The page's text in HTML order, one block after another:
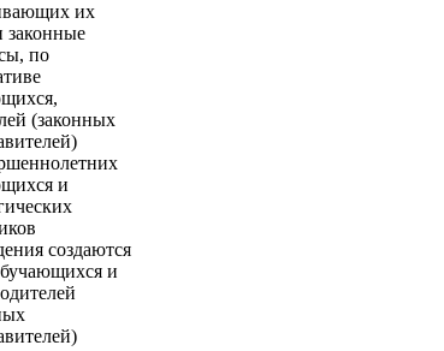
их
законные
по
(законных
и
создаются
и